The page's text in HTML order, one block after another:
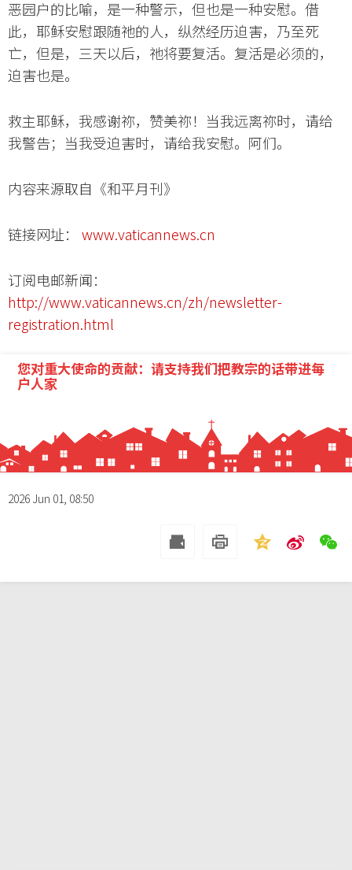
恶园户的比喻，是一种警示，但也是一种安慰。借
此，耶稣安慰跟随祂的人，纵然经历迫害，乃至死
亡，但是，三天以后，祂将要复活。复活是必须的，
迫害也是。
救主耶稣，我感谢祢，赞美祢！当我远离祢时，请给
我警告；当我受迫害时，请给我安慰。阿们。
内容来源取自《和平月刊》
链接网址： www.vaticannews.cn
订阅电邮新闻：
http://www.vaticannews.cn/zh/newsletter-
registration.html
您对重大使命的贡献：请支持我们把教宗的话带进每
户人家
2026 Jun 01, 08:50